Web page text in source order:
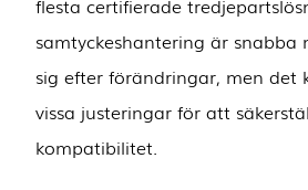
flesta certifierade
samtyckeshantering är snabba
sig efter förändringar, men det
vissa justeringar för att
kompatibilitet.